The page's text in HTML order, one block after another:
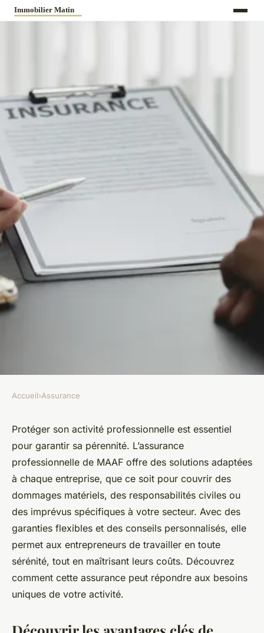
Découvrez les avantages de
l'assurance professionnelle
MAAF
sylviane•9 janvier 2025•12 min de lecture
Accueil›Assurance
Protéger son activité professionnelle est essentiel
pour garantir sa pérennité. L’assurance
professionnelle de MAAF offre des solutions adaptées
à chaque entreprise, que ce soit pour couvrir des
dommages matériels, des responsabilités civiles ou
des imprévus spécifiques à votre secteur. Avec des
garanties flexibles et des conseils personnalisés, elle
permet aux entrepreneurs de travailler en toute
sérénité, tout en maîtrisant leurs coûts. Découvrez
comment cette assurance peut répondre aux besoins
uniques de votre activité.